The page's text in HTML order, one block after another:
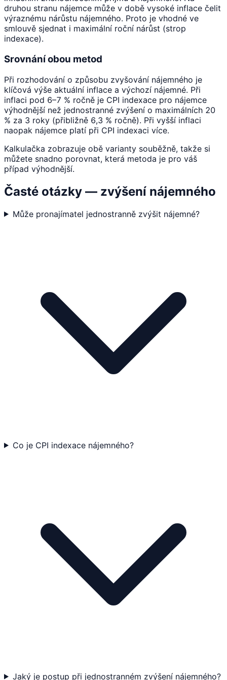
druhou stranu nájemce může v době vysoké inflace čelit
výraznému nárůstu nájemného. Proto je vhodné ve
smlouvě sjednat i maximální roční nárůst (strop
indexace).
Srovnání obou metod
Při rozhodování o způsobu zvyšování nájemného je
klíčová výše aktuální inflace a výchozí nájemné. Při
inflaci pod 6–7 % ročně je CPI indexace pro nájemce
výhodnější než jednostranné zvýšení o maximálních 20
% za 3 roky (přibližně 6,3 % ročně). Při vyšší inflaci
naopak nájemce platí při CPI indexaci více.
Kalkulačka zobrazuje obě varianty souběžně, takže si
můžete snadno porovnat, která metoda je pro váš
případ výhodnější.
Časté otázky — zvýšení nájemného
Může pronajímatel jednostranně zvýšit nájemné?
Co je CPI indexace nájemného?
Jaký je postup při jednostranném zvýšení nájemného?